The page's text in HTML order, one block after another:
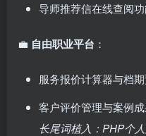
导师推荐信在线查阅
💼 ​ 自由职业平台 ：
服务报价计算器与档
客户评价管理与案例
长尾词植入：PHP个